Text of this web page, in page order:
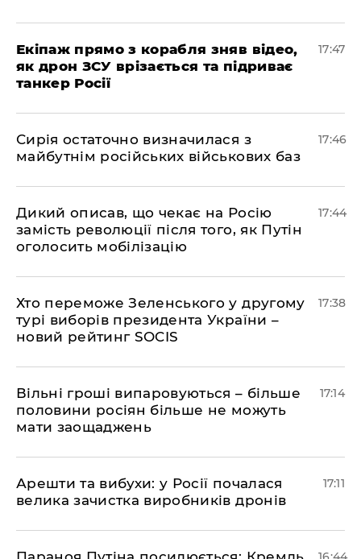
Екіпаж прямо з корабля зняв відео,
як дрон ЗСУ врізається та підриває
танкер Росії
17:47
Сирія остаточно визначилася з
майбутнім російських військових баз
17:46
Дикий описав, що чекає на Росію
замість революції після того, як Путін
оголосить мобілізацію
17:44
Хто переможе Зеленського у другому
турі виборів президента України –
новий рейтинг SOCIS
17:38
Вільні гроші випаровуються – більше
половини росіян більше не можуть
мати заощаджень
17:14
Арешти та вибухи: у Росії почалася
велика зачистка виробників дронів
17:11